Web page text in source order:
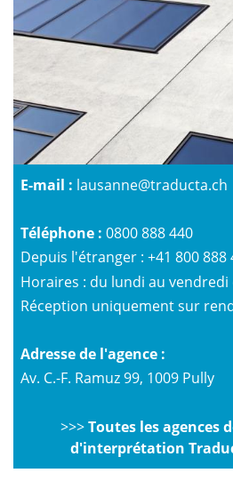
E-mail : lausanne@traducta.ch
Téléphone : 0800 888 440
Depuis l'étranger : +41 800 888
Horaires : du lundi au vendredi
Réception uniquement sur
Adresse de l'agence :
Av. C.-F. Ramuz 99, 1009 Pully
>>>Toutes les agences
d'interprétation